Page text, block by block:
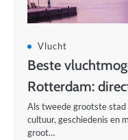
Vlucht
Beste
Rotterdam:
Als tweede grootste
cultuur, geschiedenis en
groot…